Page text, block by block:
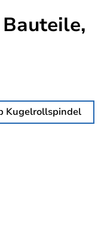
Kugelrollspindel